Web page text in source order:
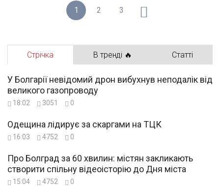
1 2 3
Стрічка В тренді 🔥 Статті
У Болгарії невідомий дрон вибухнув неподалік від
великого газопроводу
18:02 3051 0
Одещина лідирує за скаргами на ТЦК
16:03 4752 0
Про Болград за 60 хвилин: містян закликають
створити спільну відеоісторію до Дня міста
15:04 4752 0